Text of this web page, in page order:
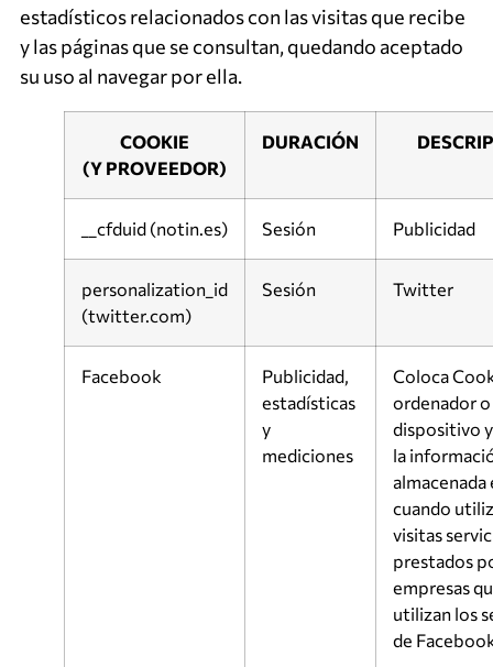
estadísticos relacionados con las visitas que recibe
y las páginas que se consultan, quedando aceptado
su uso al navegar por ella.
COOKIE
(Y PROVEEDOR)
DURACIÓN
__cfduid (notin.es) Sesión Publicidad
personalization_id
(twitter.com)
Sesión Twitter
Facebook
Publicidad,
estadísticas
y
mediciones
Coloca
ordenador o
dispositivo
la
almacenada
cuando
visitas
prestados
empresas
utilizan los
de